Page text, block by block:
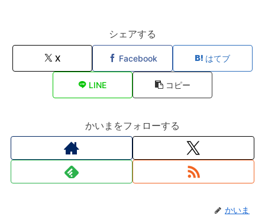
シェアする
X Facebook はてブ
LINE コピー
かいまをフォローする
かいま